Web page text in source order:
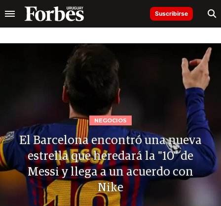
Suscribirse
NEGOCIOS
El Barcelona encontró una nueva
estrella que heredará la "10" de
Messi y llega a un acuerdo con
Nike